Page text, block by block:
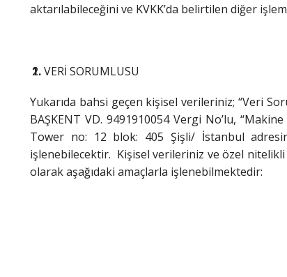
aktarılabileceğini ve KVKK’da belirtilen diğer
VERİ SORUMLUSU
Yukarıda bahsi geçen kişisel verileriniz; “Veri
BAŞKENT VD. 9491910054 Vergi No’lu,
Tower no: 12 blok: 405 Şişli/ İstanbul
işlenebilecektir. Kişisel verileriniz ve özel
olarak aşağıdaki amaçlarla işlenebilmektedir: